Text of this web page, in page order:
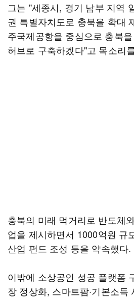
그는 "세종시, 경기 남부 지역
권 특별자치도로 충북을 확대
주국제공항을 중심으로 충북
허브로 구축하겠다"고 목소리
충북의 미래 먹거리로 반도체
업을 제시하면서 1000억원 규
산업 펀드 조성 등을 약속했다.
이밖에 소상공인 성공 플랫폼
장 정상화, 스마트팜·기본소득